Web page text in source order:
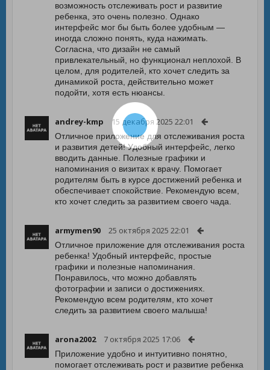
возможность отслеживать рост и развитие
ребенка, это очень полезно. Однако
интерфейс мог бы быть более удобным —
иногда сложно понять, куда нажимать.
Согласна, что дизайн не самый
привлекательный, но функционал неплохой. В
целом, для родителей, кто хочет следить за
динамикой роста, действительно может
подойти, хотя есть нюансы.
andrey-kmp 15 декабря 2025 22:01
Отличное приложение для отслеживания роста
и развития детей! Удобный интерфейс, легко
вводить данные. Полезные графики и
напоминания о визитах к врачу. Помогает
родителям быть в курсе достижений ребенка и
обеспечивает спокойствие. Рекомендую всем,
кто хочет следить за развитием своего чада.
armymen90 25 октября 2025 22:01
Отличное приложение для отслеживания роста
ребенка! Удобный интерфейс, простые
графики и полезные напоминания.
Понравилось, что можно добавлять
фотографии и записи о достижениях.
Рекомендую всем родителям, кто хочет
следить за развитием своего малыша!
arona2002 7 октября 2025 17:06
Приложение удобно и интуитивно понятно,
помогает отслеживать рост и развитие ребенка